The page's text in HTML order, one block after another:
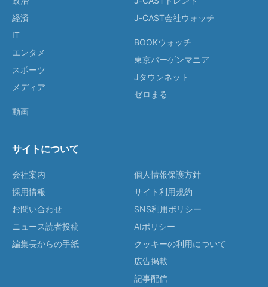
経済
IT
エンタメ
スポーツ
メディア
動画
J-CAST会社ウォッチ
BOOKウォッチ
東京バーゲンマニア
Jタウンネット
ゼロまる
サイトについて
会社案内
採用情報
お問い合わせ
ニュース読者投稿
編集長からの手紙
個人情報保護方針
サイト利用規約
SNS利用ポリシー
AIポリシー
クッキーの利用について
広告掲載
記事配信